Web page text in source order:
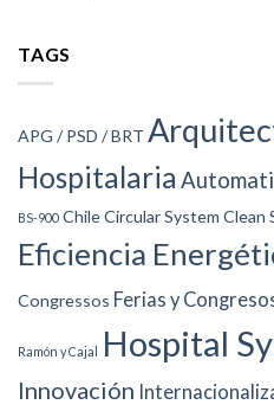
TAGS
APG / PSD / BRT
Hospitalaria
BS-900 ChileCircular System Clean
Eficiencia
Congressos Ferias y
Ramón y Cajal Hospital
Innovación